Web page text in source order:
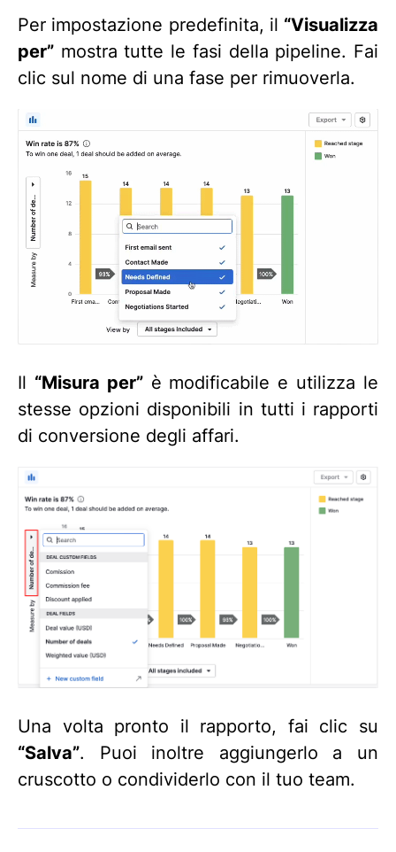
Per impostazione predefinita, il “Visualizza
per” mostra tutte le fasi della pipeline. Fai
clic sul nome di una fase per rimuoverla.
Il “Misura per”è modificabile e utilizza le
stesse opzioni disponibili in tutti i rapporti
di conversione degli affari.
Una volta pronto il rapporto, fai clic su
“Salva”. Puoi inoltre aggiungerlo a un
cruscotto o condividerlo con il tuo team.